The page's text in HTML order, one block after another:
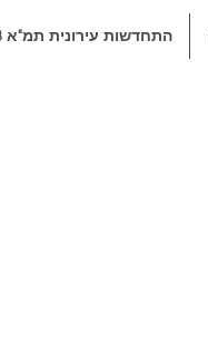
התחדשות עירונית תמ"א 38